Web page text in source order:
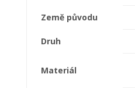
Země původu
Druh
Materiál